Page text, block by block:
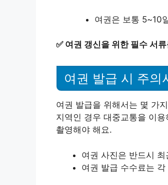
여권은 보통 5~10
✅ 여권 갱신을 위한 필수 서
여권 발급 시 주의
여권 발급을 위해서는 몇 가
지역인 경우 대중교통을 이
촬영해야 해요.
여권 사진은 반드시
여권 발급 수수료는